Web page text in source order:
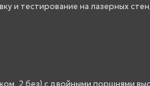
и тестирование на лазерных
2 без) с двойными поршнями